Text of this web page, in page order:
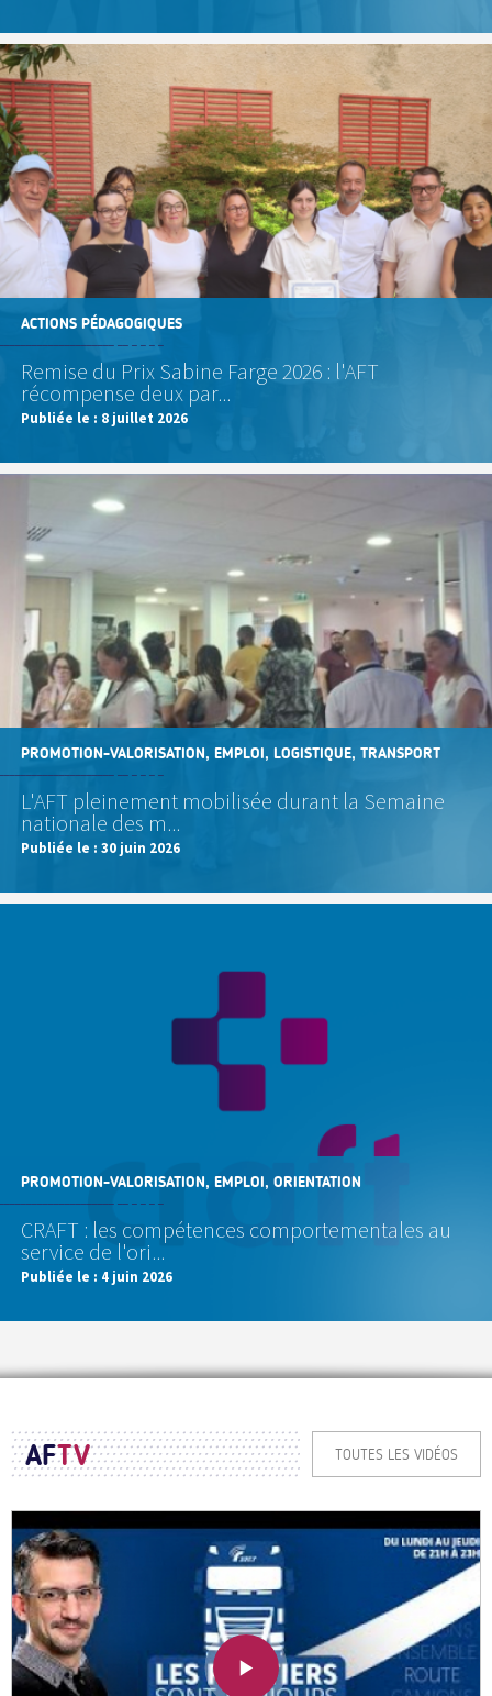
ACTIONS PÉDAGOGIQUES
Remise du Prix Sabine Farge 2026 : l'AFT
récompense deux par...
Publiée le : 8 juillet 2026
PROMOTION-VALORISATION, EMPLOI, LOGISTIQUE, TRANSPORT
L'AFT pleinement mobilisée durant la Semaine
nationale des m...
Publiée le : 30 juin 2026
PROMOTION-VALORISATION, EMPLOI, ORIENTATION
CRAFT : les compétences comportementales au
service de l'ori...
Publiée le : 4 juin 2026
AFTV TOUTES LES VIDÉOS